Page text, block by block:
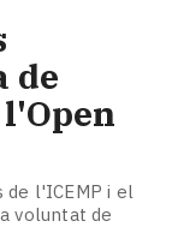
de
de l'ICEMP i el
voluntat de